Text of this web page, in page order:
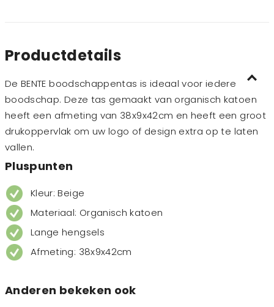
Productdetails
De BENTE boodschappentas is ideaal voor iedere
boodschap. Deze tas gemaakt van organisch katoen
heeft een afmeting van 38x9x42cm en heeft een groot
drukoppervlak om uw logo of design extra op te laten
vallen.
Pluspunten
Kleur: Beige
Materiaal: Organisch katoen
Lange hengsels
Afmeting: 38x9x42cm
Anderen bekeken ook